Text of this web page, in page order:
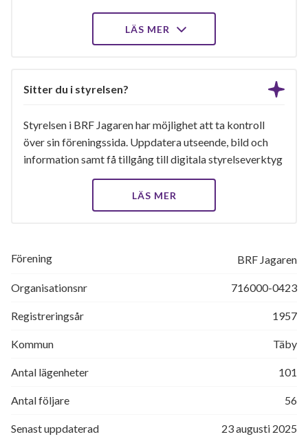
LÄS MER
Sitter du i styrelsen?
Styrelsen i BRF Jagaren har möjlighet att ta kontroll
över sin föreningssida. Uppdatera utseende, bild och
information samt få tillgång till digitala styrelseverktyg
LÄS MER
Förening BRF Jagaren
Organisationsnr 716000-0423
Registreringsår 1957
Kommun Täby
Antal lägenheter 101
Antal följare 56
Senast uppdaterad 23 augusti 2025